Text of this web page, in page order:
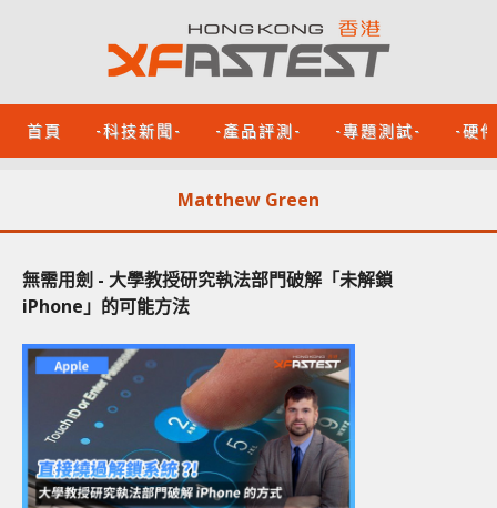
首頁 -科技新聞- -產品評測- -專題測試- -硬
Matthew Green
無需用劍 - 大學教授研究執法部門破解「未解鎖
iPhone」的可能方法